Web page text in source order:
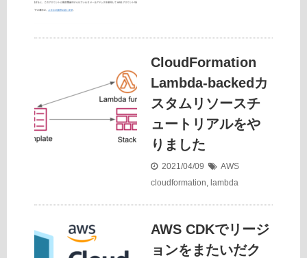
CloudFormation
Lambda-backedカ
スタムリソースチ
ュートリアルをや
りました
2021/04/09
AWS
cloudformation, lambda
AWS CDKでリージ
ョンをまたいだク